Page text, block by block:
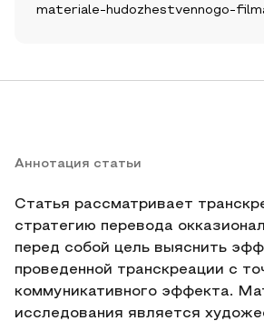
materiale-hudozhestvennogo-
Аннотация статьи
Статья рассматривает
стратегию перевода
перед собой цель выяснить
проведенной транскреации с
коммуникативного эффекта.
исследования является